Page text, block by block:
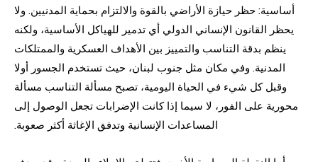
أساسية: حظر حيازة الأراضي بالقوة والالتزام بحماية المدنيين. ولا
يحظر القانون الإنساني الدولي أي تدمير للهياكل الأساسية، ولكنه
ينظم بدقة التناسب والتمييز بين الأهداف العسكرية والممتلكات
المدنية. وفي مكان مثل جنوب لبنان، حيث تستخدم الجسور أولا
وقبل كل شيء في الحياة اليومية، تصبح مسألة التناسب مسألة
محورية على الفور، لا سيما إذا كانت الإضرابات تجعل الوصول إلى
المساعدات الإنسانية وتدفق الإغاثة أكثر صعوبة.